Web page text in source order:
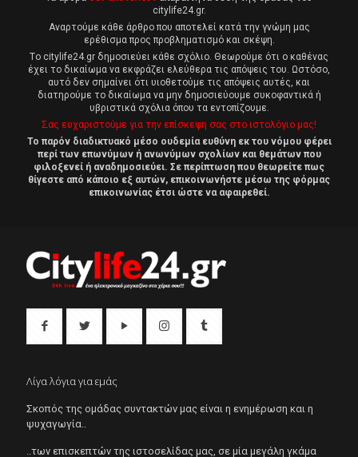
citylife24.gr.
Αναρτούμε κάθε άρθρο που αποτελεί κατά την γνώμη μας
ερέθισμα προς προβληματισμό και σκέψη.
Tο citylife24.gr δημοσιεύει κάθε σχόλιο. Θεωρούμε ότι ο καθένας
έχει το δικαίωμα να εκφράζει ελεύθερα τις απόψεις του. Ωστόσο,
αυτό δεν σημαίνει ότι υιοθετούμε τις απόψεις αυτές, και
διατηρούμε το δικαίωμα να μην δημοσιεύουμε συκοφαντικά ή
υβριστικά σχόλια όπου τα εντοπίζουμε.
Σας ευχαριστούμε για την επίσκεψη σας στο ιστολόγιο μας!
Το παρόν διαδικτυακό μέσο ουδεμία ευθύνη εκ του νόμου φέρει
περί των επωνύμων ή ανωνύμων σχολίων και θεμάτων που
φιλοξενεί ή αναδημοσιεύει. Σε περίπτωση που θεωρείτε πως
θίγεστε από κάποιο εξ αυτών, επικοινωνήστε μέσω της φόρμας
επικοινωνίας έτσι ώστε να αφαιρεθεί.
Λίγα λόγια για εμάς
Σκοπός της ομάδας συντακτών μας είναι η ενημέρωση και η
ψυχαγωγία..
..των επισκεπτών της ιστοσελίδας μας, σε μία μεγάλη γκάμα